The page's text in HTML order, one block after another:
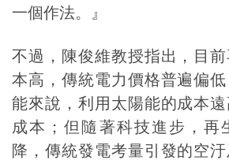
一個作法。』
不過，陳俊維教授指出，目
本高，傳統電力價格普遍偏
能來說，利用太陽能的成本
成本；但隨著科技進步，再
降，傳統發電考量引發的空汙